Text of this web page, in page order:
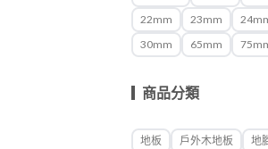
22mm
23mm
30mm
65mm
商品分類
地板 戶外木地板 地